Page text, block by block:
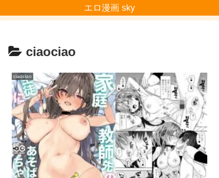
エロ漫画 sky
ciaociao
ciaociao